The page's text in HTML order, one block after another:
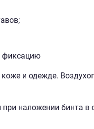
фиксацию
коже и одежде.
при наложении бинта в